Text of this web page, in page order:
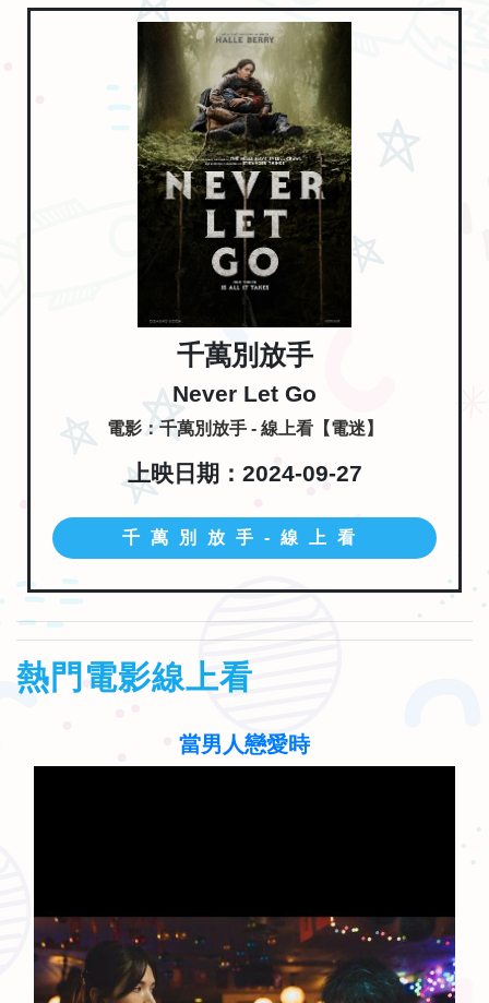
千萬別放手
Never Let Go
電影：千萬別放手 - 線上看【電迷】
上映日期：2024-09-27
千萬別放手-線上看
熱門電影線上看
當男人戀愛時